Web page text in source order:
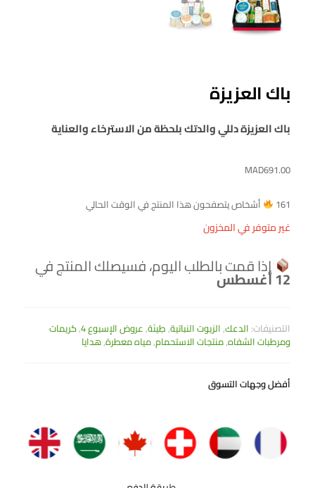
باك العزيزة
باك العزيزة دللي والدتك بلحظة من الاسترخاء والعناية
MAD691.00
161 أشخاص يتصفحون هذا المنتج في الوقت الحالي
غير متوفر في المخزون
إذا قمت بالطلب اليوم، فسيصلك المنتج في
12 أغسطس
التصنيفات: الدعك,الزيوت النباتية,طِينَة,عروض الإسبوع 4 ,كريمات
ومرطبات الشفاه,منتجات الاستحمام,مياه معطرة,هدايا
أفضل وجهات التسوق